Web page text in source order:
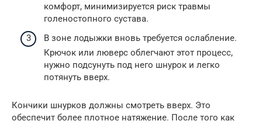
комфорт, минимизируется риск травмы
голеностопного сустава.
В зоне лодыжки вновь требуется ослабление.
Крючок или люверс облегчают этот процесс,
нужно подсунуть под него шнурок и легко
потянуть вверх.
Кончики шнурков должны смотреть вверх. Это
обеспечит более плотное натяжение. После того как